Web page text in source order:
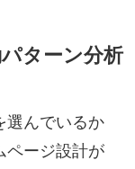
ターン分析
選んでいるか
ページ設計が